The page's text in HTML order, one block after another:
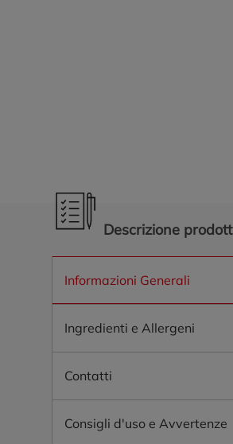
Descrizione
Informazioni Generali
Ingredienti e Allergeni
Contatti
Consigli d'uso e Avvertenze